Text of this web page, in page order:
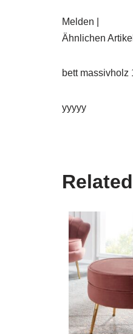
Melden |
Ähnlichen
bett massivholz
yyyyy